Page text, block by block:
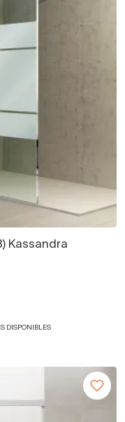
Kassandra
DISPONIBLES